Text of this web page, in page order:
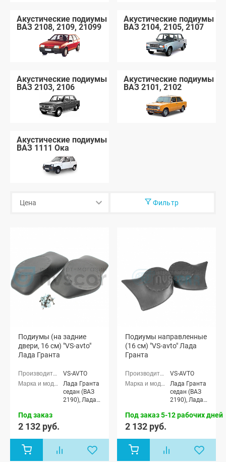
Акустические подиумы
ВАЗ 2108, 2109, 21099
Акустические подиумы
ВАЗ 2104, 2105, 2107
Акустические подиумы
ВАЗ 2103, 2106
Акустические подиумы
ВАЗ 2101, 2102
Акустические подиумы
ВАЗ 1111 Ока
Фильтр
Подиумы (на задние
двери, 16 см) "VS-avto"
Лада Гранта
VS-AVTO
Лада Гранта
седан (ВАЗ
2190), Лада
лифтбек
(ВАЗ 2191)
Под заказ
2 132 руб.
Подиумы направленные
(16 см) "VS-avto" Лада
Гранта
VS-AVTO
Лада Гранта
седан (ВАЗ
2190), Лада
Спорт седан
лифтбек
(ВАЗ 2191)
Под заказ 5-12 рабочих дней
2 132 руб.